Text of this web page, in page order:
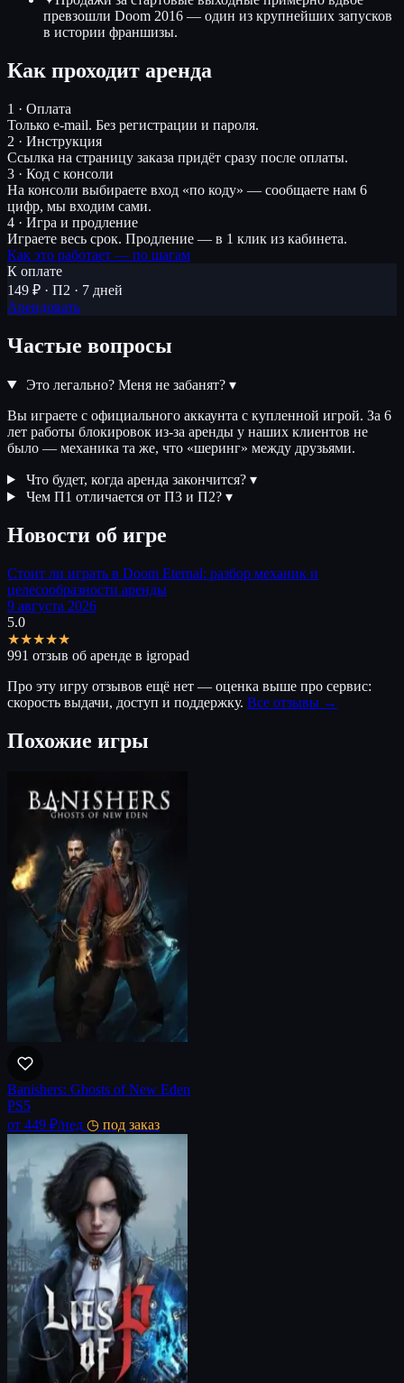
превзошли Doom 2016 — один из крупнейших запусков
в истории франшизы.
Как проходит аренда
1 · Оплата
Только e-mail. Без регистрации и пароля.
2 · Инструкция
Ссылка на страницу заказа придёт сразу после оплаты.
3 · Код с консоли
На консоли выбираете вход «по коду» — сообщаете нам 6
цифр, мы входим сами.
4 · Игра и продление
Играете весь срок. Продление — в 1 клик из кабинета.
Как это работает — по шагам
К оплате
149 ₽ · П2 · 7 дней
Арендовать
Частые вопросы
Это легально? Меня не забанят? ▾
Вы играете с официального аккаунта с купленной игрой. За 6
лет работы блокировок из-за аренды у наших клиентов не
было — механика та же, что «шеринг» между друзьями.
Что будет, когда аренда закончится? ▾
Чем П1 отличается от П3 и П2? ▾
Новости об игре
Стоит ли играть в Doom Eternal: разбор механик и
целесообразности аренды
9 августа 2026
5.0
★★★★★
991 отзыв об аренде в igropad
Про эту игру отзывов ещё нет — оценка выше про сервис:
скорость выдачи, доступ и поддержку. Все отзывы →
Похожие игры
Banishers: Ghosts of New Eden
PS5
от 449 ₽/нед ◷ под заказ